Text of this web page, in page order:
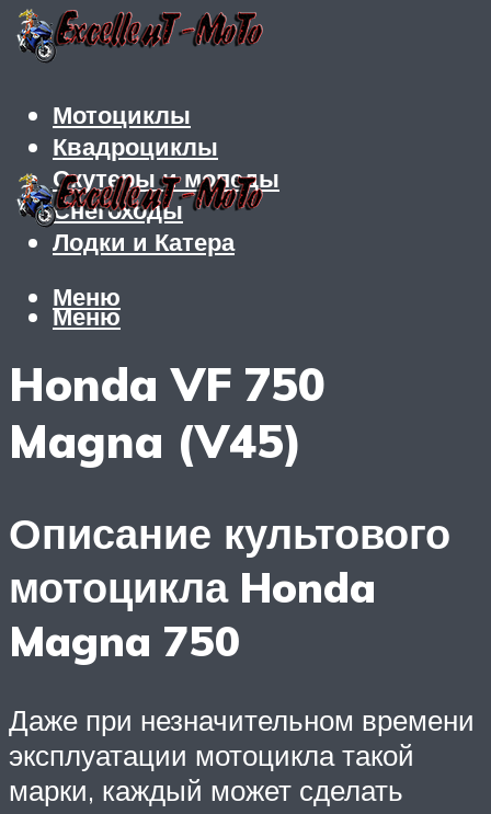
Мотоциклы
Квадроциклы
Скутеры и мопеды
Снегоходы
Лодки и Катера
Меню
Меню
Honda VF 750
Magna (V45)
Описание культового
мотоцикла Honda
Magna 750
Даже при незначительном времени
эксплуатации мотоцикла такой
марки, каждый может сделать